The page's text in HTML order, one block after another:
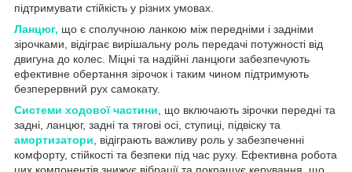
підтримувати стійкість у різних умовах.
Ланцюг, що є сполучною ланкою між передніми і задніми
зірочками, відіграє вирішальну роль передачі потужності від
двигуна до колес. Міцні та надійні ланцюги забезпечують
ефективне обертання зірочок і таким чином підтримують
безперервний рух самокату.
Системи ходової частини , що включають зірочки передні та
задні, ланцюг, задні та тягові осі, ступиці, підвіску та
амортизатори , відіграють важливу роль у забезпеченні
комфорту, стійкості та безпеки під час руху. Ефективна робота